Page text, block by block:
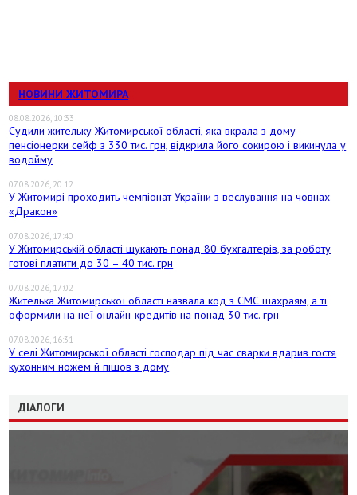
НОВИНИ ЖИТОМИРА
08.08.2026, 10:33
Судили жительку Житомирської області, яка вкрала з дому
пенсіонерки сейф з 330 тис. грн, відкрила його сокирою і викинула у
водойму
07.08.2026, 20:12
У Житомирі проходить чемпіонат України з веслування на човнах
«Дракон»
07.08.2026, 17:40
У Житомирській області шукають понад 80 бухгалтерів, за роботу
готові платити до 30 – 40 тис. грн
07.08.2026, 17:02
Жителька Житомирської області назвала код з СМС шахраям, а ті
оформили на неї онлайн-кредитів на понад 30 тис. грн
07.08.2026, 16:31
У селі Житомирської області господар під час сварки вдарив гостя
кухонним ножем й пішов з дому
ДІАЛОГИ